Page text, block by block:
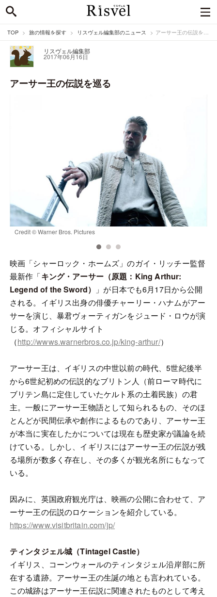
TOP 旅の情報を探す リスヴェル編集部のニュース アーサー王の伝説を巡る
リスヴェル編集部
2017年06月16日
アーサー王の伝説を巡る
Credit © Warner Bros. Pictures
映画「シャーロック・ホームズ」のガイ・リッチー監督
最新作「キング・アーサー（原題：King Arthur:
Legend of the Sword）
」が日本でも6月17日から公開
される。イギリス出身の俳優チャーリー・ハナムがアー
サーを演じ、暴君ヴォーティガンをジュード・ロウが演
じる。オフィシャルサイト
（http://wwws.warnerbros.co.jp/king-arthur/）
アーサー王は、イギリスの中世以前の時代、5世紀後半
から6世紀初めの伝説的なブリトン人（前ローマ時代に
ブリテン島に定住していたケルト系の土着民族）の君
主。一般にアーサー王物語として知られるもの、そのほ
とんどが民間伝承や創作によるものであり、アーサー王
が本当に実在したかについては現在も歴史家が議論を続
けている。しかし、イギリスにはアーサー王の伝説が残
る場所が数多く存在し、その多くが観光名所にもなって
いる。
因みに、英国政府観光庁は、映画の公開に合わせて、ア
ーサー王の伝説のロケーションを紹介している。
https://www.visitbritain.com/jp/
ティンタジェル城（Tintagel Castle）
イギリス、コーンウォールのティンタジェル沿岸部に所
在する遺跡。アーサー王の生誕の地とも言われている。
この城跡はアーサー王伝説に関連されたものとして考え